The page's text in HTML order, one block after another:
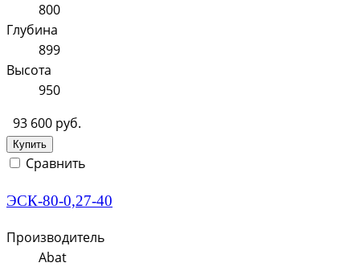
800
Глубина
899
Высота
950
93 600 руб.
Купить
Сравнить
ЭСК-80-0,27-40
Производитель
Abat